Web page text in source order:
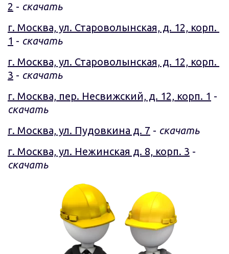
2 - скачать
г. Москва, ул. Староволынская, д. 12, корп.
1 - скачать
г. Москва, ул. Староволынская, д. 12, корп.
3 - скачать
г. Москва, пер. Несвижский, д. 12, корп. 1
скачать
г. Москва, ул. Пудовкина д. 7 - скачать
г. Москва, ул. Нежинская д. 8, корп. 3
скачать